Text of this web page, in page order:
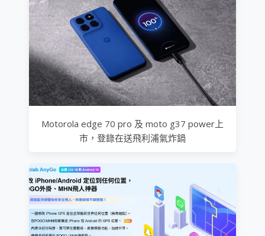
Motorola edge 70 pro 及 moto g37 power上
市，登錄在送飛利浦氣炸鍋